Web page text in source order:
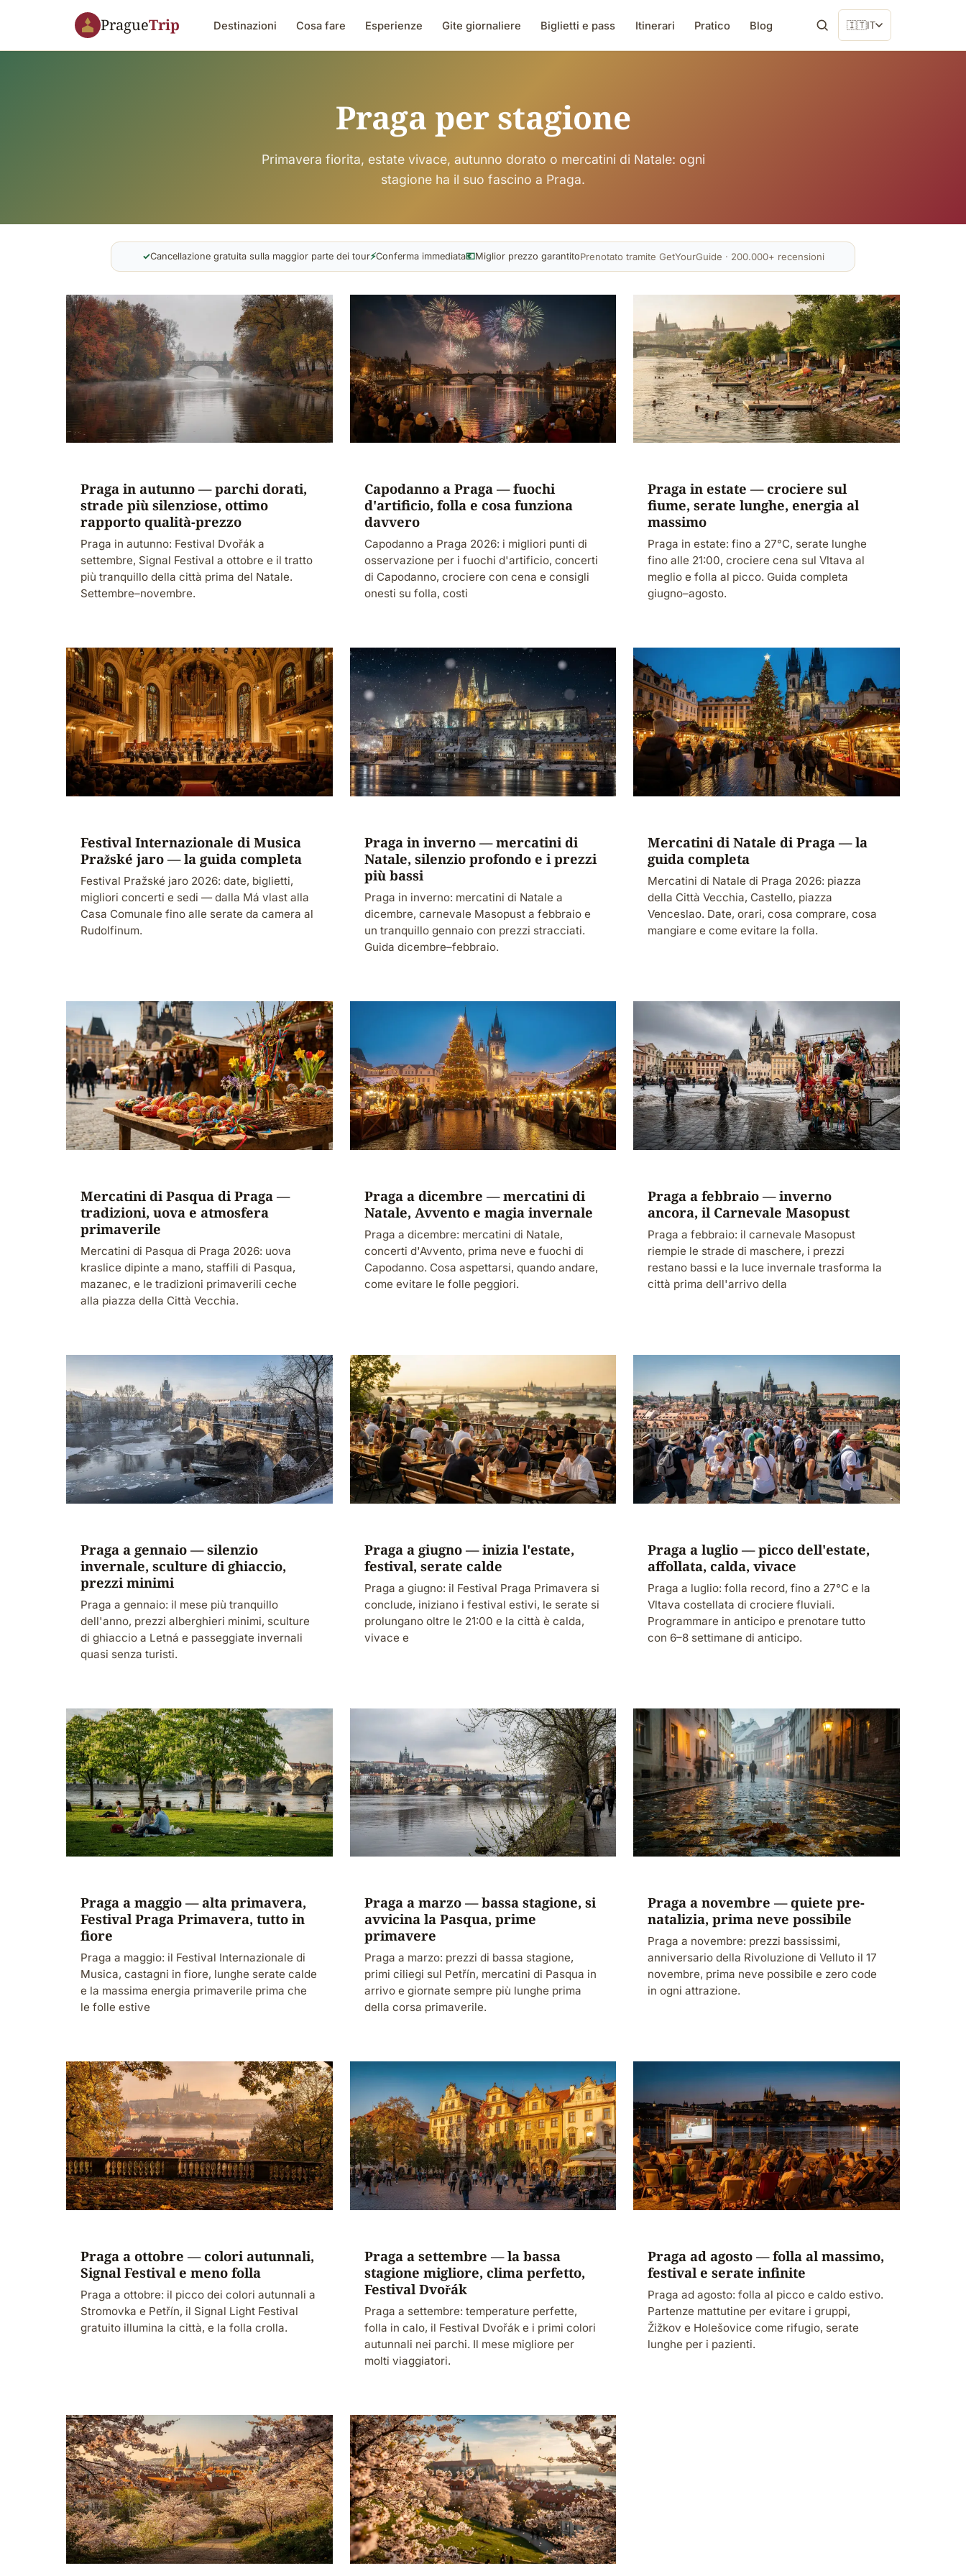
PragueTrip Destinazioni Cosa fare Esperienze Gite giornaliere Biglietti e pass Itinerari Pratico Blog 🇮🇹IT
Praga per stagione
Primavera fiorita, estate vivace, autunno dorato o mercatini di Natale: ogni
stagione ha il suo fascino a Praga.
✓Cancellazione gratuita sulla maggior parte dei tour⚡Conferma immediata💶Miglior prezzo garantitoPrenotato tramite GetYourGuide · 200.000+ recensioni
Praga in autunno — parchi dorati,
strade più silenziose, ottimo
rapporto qualità-prezzo
Praga in autunno: Festival Dvořák a
settembre, Signal Festival a ottobre e il tratto
più tranquillo della città prima del Natale.
Settembre–novembre.
Capodanno a Praga — fuochi
d'artificio, folla e cosa funziona
davvero
Capodanno a Praga 2026: i migliori punti di
osservazione per i fuochi d'artificio, concerti
di Capodanno, crociere con cena e consigli
onesti su folla, costi
Praga in estate — crociere sul
fiume, serate lunghe, energia al
massimo
Praga in estate: fino a 27°C, serate lunghe
fino alle 21:00, crociere cena sul Vltava al
meglio e folla al picco. Guida completa
giugno–agosto.
Festival Internazionale di Musica
Pražské jaro — la guida completa
Festival Pražské jaro 2026: date, biglietti,
migliori concerti e sedi — dalla Má vlast alla
Casa Comunale fino alle serate da camera al
Rudolfinum.
Praga in inverno — mercatini di
Natale, silenzio profondo e i prezzi
più bassi
Praga in inverno: mercatini di Natale a
dicembre, carnevale Masopust a febbraio e
un tranquillo gennaio con prezzi stracciati.
Guida dicembre–febbraio.
Mercatini di Natale di Praga — la
guida completa
Mercatini di Natale di Praga 2026: piazza
della Città Vecchia, Castello, piazza
Venceslao. Date, orari, cosa comprare, cosa
mangiare e come evitare la folla.
Mercatini di Pasqua di Praga —
tradizioni, uova e atmosfera
primaverile
Mercatini di Pasqua di Praga 2026: uova
kraslice dipinte a mano, staffili di Pasqua,
mazanec, e le tradizioni primaverili ceche
alla piazza della Città Vecchia.
Praga a dicembre — mercatini di
Natale, Avvento e magia invernale
Praga a dicembre: mercatini di Natale,
concerti d'Avvento, prima neve e fuochi di
Capodanno. Cosa aspettarsi, quando andare,
come evitare le folle peggiori.
Praga a febbraio — inverno
ancora, il Carnevale Masopust
Praga a febbraio: il carnevale Masopust
riempie le strade di maschere, i prezzi
restano bassi e la luce invernale trasforma la
città prima dell'arrivo della
Praga a gennaio — silenzio
invernale, sculture di ghiaccio,
prezzi minimi
Praga a gennaio: il mese più tranquillo
dell'anno, prezzi alberghieri minimi, sculture
di ghiaccio a Letná e passeggiate invernali
quasi senza turisti.
Praga a giugno — inizia l'estate,
festival, serate calde
Praga a giugno: il Festival Praga Primavera si
conclude, iniziano i festival estivi, le serate si
prolungano oltre le 21:00 e la città è calda,
vivace e
Praga a luglio — picco dell'estate,
affollata, calda, vivace
Praga a luglio: folla record, fino a 27°C e la
Vltava costellata di crociere fluviali.
Programmare in anticipo e prenotare tutto
con 6–8 settimane di anticipo.
Praga a maggio — alta primavera,
Festival Praga Primavera, tutto in
fiore
Praga a maggio: il Festival Internazionale di
Musica, castagni in fiore, lunghe serate calde
e la massima energia primaverile prima che
le folle estive
Praga a marzo — bassa stagione, si
avvicina la Pasqua, prime
primavere
Praga a marzo: prezzi di bassa stagione,
primi ciliegi sul Petřín, mercatini di Pasqua in
arrivo e giornate sempre più lunghe prima
della corsa primaverile.
Praga a novembre — quiete pre-
natalizia, prima neve possibile
Praga a novembre: prezzi bassissimi,
anniversario della Rivoluzione di Velluto il 17
novembre, prima neve possibile e zero code
in ogni attrazione.
Praga a ottobre — colori autunnali,
Signal Festival e meno folla
Praga a ottobre: il picco dei colori autunnali a
Stromovka e Petřín, il Signal Light Festival
gratuito illumina la città, e la folla crolla.
Praga a settembre — la bassa
stagione migliore, clima perfetto,
Festival Dvořák
Praga a settembre: temperature perfette,
folla in calo, il Festival Dvořák e i primi colori
autunnali nei parchi. Il mese migliore per
molti viaggiatori.
Praga ad agosto — folla al massimo,
festival e serate infinite
Praga ad agosto: folla al picco e caldo estivo.
Partenze mattutine per evitare i gruppi,
Žižkov e Holešovice come rifugio, serate
lunghe per i pazienti.